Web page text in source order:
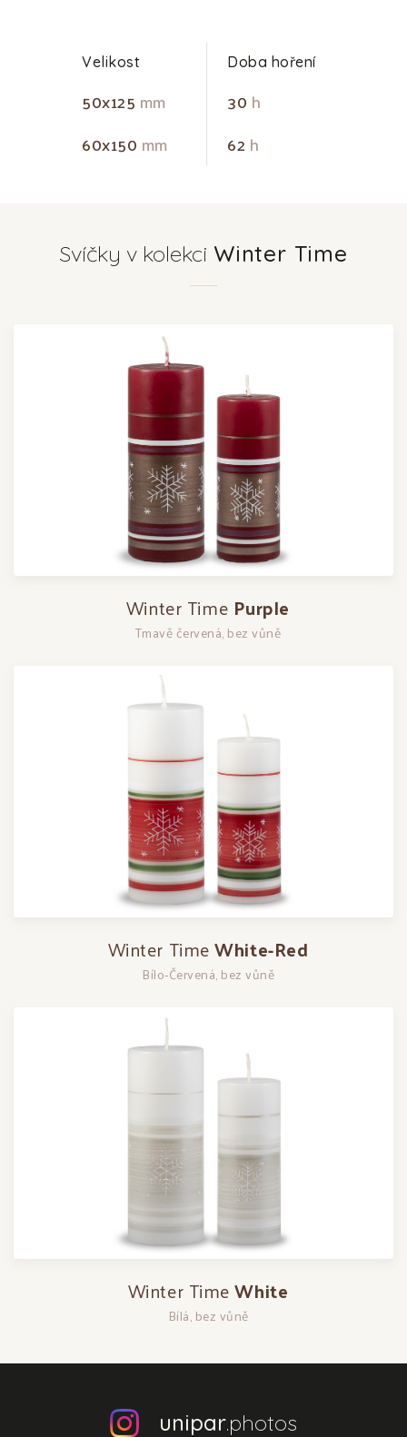
Velikost Doba hoření
50x125 mm 30 h
60x150 mm 62 h
Svíčky v kolekci Winter Time
Winter Time Purple
Tmavě červená, bez vůně
Winter TimeWhite-Red
Bílo-Červená, bez vůně
Winter TimeWhite
Bílá, bez vůně
unipar.photos